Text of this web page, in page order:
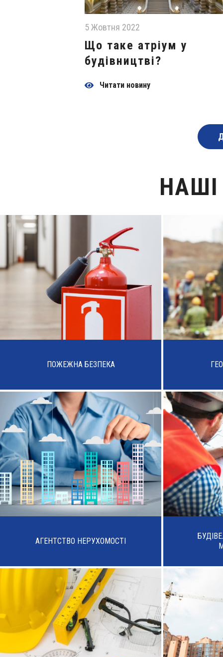
5 Жовтня 2022
Що таке атріум у
будівництві?
Читати новину
ПОЖЕЖНА БЕЗПЕКА
АГЕНТСТВО НЕРУХОМОСТІ